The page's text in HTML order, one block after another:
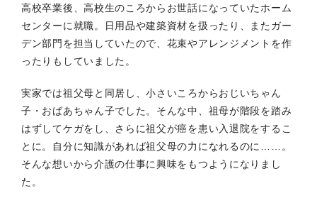
高校卒業後、高校生のころからお世話になっていたホーム
センターに就職。日用品や建築資材を扱ったり、またガー
デン部門を担当していたので、花束やアレンジメントを作
ったりもしていました。
実家では祖父母と同居し、小さいころからおじいちゃん
子・おばあちゃん子でした。そんな中、祖母が階段を踏み
はずしてケガをし、さらに祖父が癌を患い入退院をするこ
とに。自分に知識があれば祖父母の力になれるのに……。
そんな想いから介護の仕事に興味をもつようになりまし
た。